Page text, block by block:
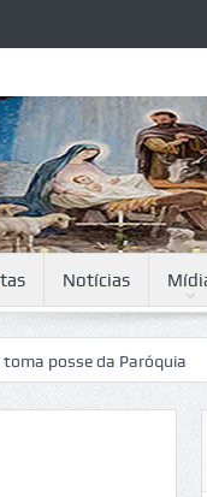
Notícias
da Paróquia